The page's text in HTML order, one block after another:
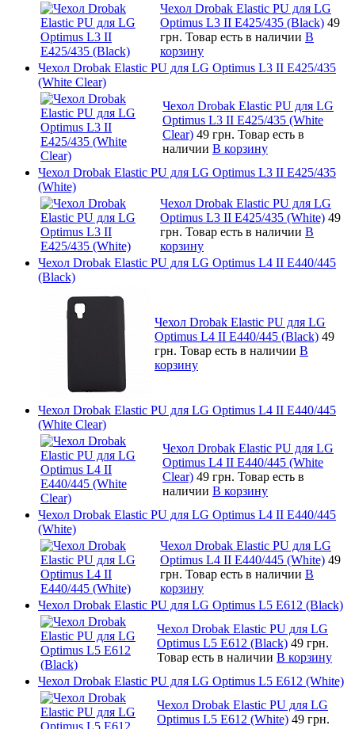
Чехол Drobak Elastic PU для LG
Optimus L3 II E425/435 (Black) 49
грн. Товар есть в наличии В
корзину
Чехол Drobak Elastic PU для LG Optimus L3 II E425/435
(White Сlear)
Чехол Drobak Elastic PU для LG
Optimus L3 II E425/435 (White
Сlear) 49 грн. Товар есть в
наличии В корзину
Чехол Drobak Elastic PU для LG Optimus L3 II E425/435
(White)
Чехол Drobak Elastic PU для LG
Optimus L3 II E425/435 (White) 49
грн. Товар есть в наличии В
корзину
Чехол Drobak Elastic PU для LG Optimus L4 II E440/445
(Black)
Чехол Drobak Elastic PU для LG
Optimus L4 II E440/445 (Black) 49
грн. Товар есть в наличии В
корзину
Чехол Drobak Elastic PU для LG Optimus L4 II E440/445
(White Clear)
Чехол Drobak Elastic PU для LG
Optimus L4 II E440/445 (White
Clear) 49 грн. Товар есть в
наличии В корзину
Чехол Drobak Elastic PU для LG Optimus L4 II E440/445
(White)
Чехол Drobak Elastic PU для LG
Optimus L4 II E440/445 (White) 49
грн. Товар есть в наличии В
корзину
Чехол Drobak Elastic PU для LG Optimus L5 E612 (Black)
Чехол Drobak Elastic PU для LG
Optimus L5 E612 (Black) 49 грн.
Товар есть в наличии В корзину
Чехол Drobak Elastic PU для LG Optimus L5 E612 (White)
Чехол Drobak Elastic PU для LG
Optimus L5 E612 (White) 49 грн.